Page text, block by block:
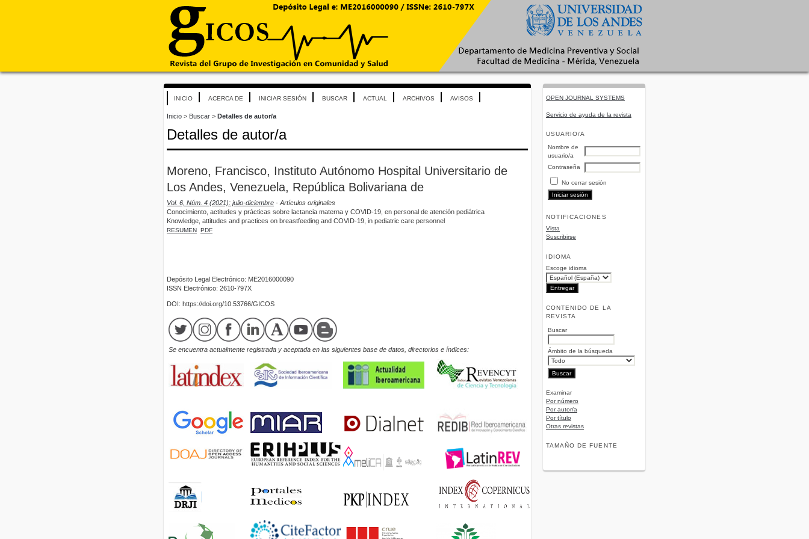
OPEN JOURNAL SYSTEMS
Servicio de ayuda de la revista
USUARIO/A
Nombre de
usuario/a
Contraseña
No cerrar sesión
NOTIFICACIONES
Vista
Suscribirse
IDIOMA
Escoge idioma
CONTENIDO DE LA
REVISTA
Buscar
Ámbito de la búsqueda
Examinar
Por número
Por autor/a
Por título
Otras revistas
TAMAÑO DE FUENTE
INICIO ACERCA DE INICIAR SESIÓN BUSCAR ACTUAL ARCHIVOS AVISOS
Inicio > Buscar > Detalles de autor/a
Detalles de autor/a
Moreno, Francisco, Instituto Autónomo Hospital Universitario de
Los Andes, Venezuela, República Bolivariana de
Vol. 6, Núm. 4 (2021): julio-diciembre - Artículos originales
Conocimiento, actitudes y prácticas sobre lactancia materna y COVID-19, en personal de atención pediátrica
Knowledge, attitudes and practices on breastfeeding and COVID-19, in pediatric care personnel
RESUMEN PDF
Depósito Legal Electrónico: ME2016000090
ISSN Electrónico: 2610-797X
DOI: https://doi.org/10.53766/GICOS
Se encuentra actualmente registrada y aceptada en las siguientes base de datos, directorios e índices: